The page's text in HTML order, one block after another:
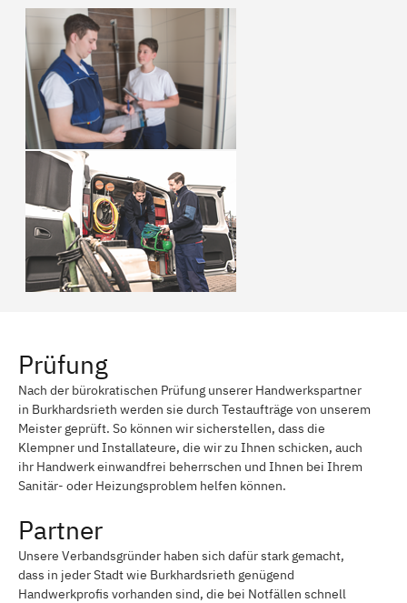
Prüfung
Nach der bürokratischen Prüfung unserer Handwerkspartner
in Burkhardsrieth werden sie durch Testaufträge von unserem
Meister geprüft. So können wir sicherstellen, dass die
Klempner und Installateure, die wir zu Ihnen schicken, auch
ihr Handwerk einwandfrei beherrschen und Ihnen bei Ihrem
Sanitär- oder Heizungsproblem helfen können.
Partner
Unsere Verbandsgründer haben sich dafür stark gemacht,
dass in jeder Stadt wie Burkhardsrieth genügend
Handwerkprofis vorhanden sind, die bei Notfällen schnell